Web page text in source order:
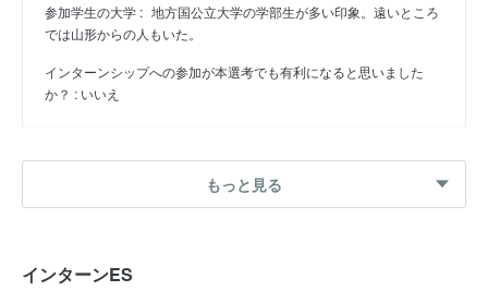
参加学生の大学 : 地方国公立大学の学部生が多い印象。遠いところ
では山形からの人もいた。
インターンシップへの参加が本選考でも有利になると思いました
か？ : いいえ
選考フロー : 応募
もっと見る
インターンES